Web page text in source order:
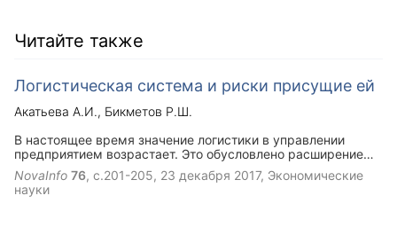
Читайте также
Логистическая система и риски присущие ей
Акатьева А.И.
Бикметов Р.Ш.
В настоящее время значение логистики в управлении
предприятием возрастает. Это обусловлено расширением
производства и ассортимента производимой продукции,
разрастанием сети оптовой и розничной торговли,
усложнением взаимоотношений с поставщиками товаров и
NovaInfo 76, с.201-205, 23 декабря 2017, Экономические
науки